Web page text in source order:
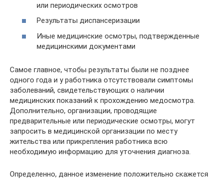
или периодических осмотров
Результаты диспансеризации
Иные медицинские осмотры, подтвержденные
медицинскими документами
Самое главное, чтобы результаты были не позднее
одного года и у работника отсутствовали симптомы
заболеваний, свидетельствующих о наличии
медицинских показаний к прохождению медосмотра.
Дополнительно, организации, проводящие
предварительные или периодические осмотры, могут
запросить в медицинской организации по месту
жительства или прикрепления работника всю
необходимую информацию для уточнения диагноза.
Определенно, данное изменение положительно скажется